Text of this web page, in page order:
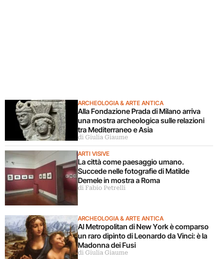
ARCHEOLOGIA & ARTE ANTICA
Alla Fondazione Prada di Milano arriva
una mostra archeologica sulle relazioni
tra Mediterraneo e Asia
di Giulia Giaume
ARTI VISIVE
La città come paesaggio umano.
Succede nelle fotografie di Matilde
Demele in mostra a Roma
di Fabio Petrelli
ARCHEOLOGIA & ARTE ANTICA
Al Metropolitan di New York è comparso
un raro dipinto di Leonardo da Vinci: è la
Madonna dei Fusi
di Giulia Giaume